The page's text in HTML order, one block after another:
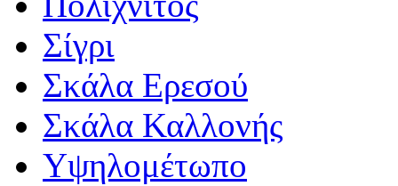
Σίγρι
Σκάλα Ερεσού
Σκάλα Καλλονής
Υψηλομέτωπο